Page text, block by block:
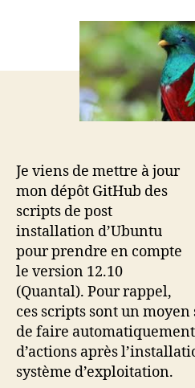
Je viens de mettre à jour
mon dépôt GitHub des
scripts de post
installation d’Ubuntu
pour prendre en compte
le version 12.10
(Quantal). Pour rappel,
ces scripts sont un
de faire
d’actions après
système d’exploitation.